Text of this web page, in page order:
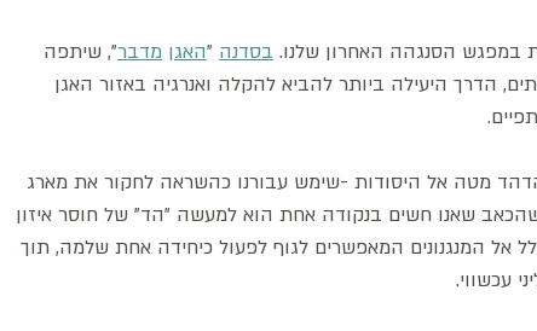
במפגש הסנגהה האחרון שלנו. בסדנה "האגן מדבר", שיתפה
הדרך היעילה ביותר להביא להקלה ואנרגיה באזור האגן
מטה אל היסודות -שימש עבורנו כהשראה לחקור את מארג
שאנו חשים בנקודה אחת הוא למעשה "הד" של חוסר איזון
אל המנגנונים המאפשרים לגוף לפעול כיחידה אחת שלמה, תוך
עכשווי.